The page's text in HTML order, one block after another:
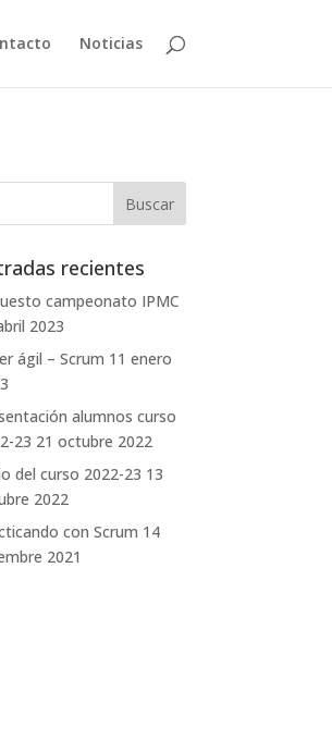
Noticias
recientes
campeonato IPMC
2023
ágil – Scrum 11 enero
alumnos curso
23 21 octubre 2022
del curso 2022-23 13
2022
con Scrum 14
2021